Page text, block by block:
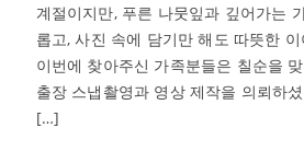
계절이지만, 푸른 나뭇잎과 깊어가는
롭고, 사진 속에 담기만 해도 따뜻한
이번에 찾아주신 가족분들은 칠순을
출장 스냅촬영과 영상 제작을 의뢰하
[…]